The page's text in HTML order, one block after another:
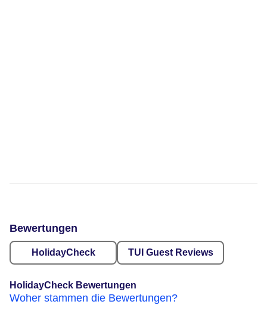
Bewertungen
HolidayCheck TUI Guest Reviews
HolidayCheck Bewertungen
Woher stammen die Bewertungen?